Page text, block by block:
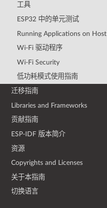
工具
ESP32 中的单元测试
Running Applications on Host
Wi-Fi 驱动程序
Wi-Fi Security
低功耗模式使用指南
迁移指南
Libraries and Frameworks
贡献指南
ESP-IDF 版本简介
资源
Copyrights and Licenses
关于本指南
切换语言